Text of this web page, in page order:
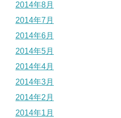
2014年8月
2014年7月
2014年6月
2014年5月
2014年4月
2014年3月
2014年2月
2014年1月